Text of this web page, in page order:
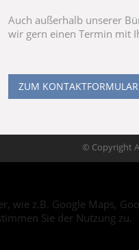
Auch außerhalb unserer
wir gern einen Termin mit
ZUM KONTAKTFORMULAR
© Copyright
z.B. Google Maps,
Sie der Nutzung zu.